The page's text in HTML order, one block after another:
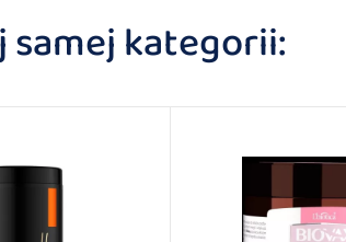
kategorii: